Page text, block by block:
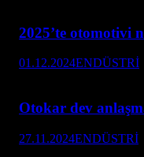
2025’te otomotivi
01.12.2024ENDÜSTRİ
Otokar dev
27.11.2024ENDÜSTRİ